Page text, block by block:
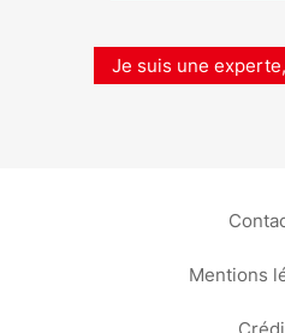
Je suis une
Mentions